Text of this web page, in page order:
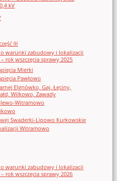
kV
III
warunki zabudowy i lokalizacji
rok wszczęcia sprawy 2025
Mierki
Pawłowo
Elgnówko, Gaj, Łęciny,
Wilkowo, Zawady
Witramowo
Swaderki-Lipowo Kurkowskie
Witramowo
warunki zabudowy i lokalizacji
rok wszczęcia sprawy 2026